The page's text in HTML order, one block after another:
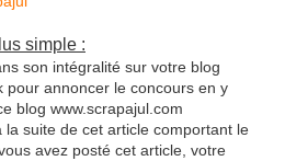
simple :
son intégralité sur votre blog
pour annoncer le concours en y
blog www.scrapajul.com
suite de cet article comportant le
avez posté cet article, votre